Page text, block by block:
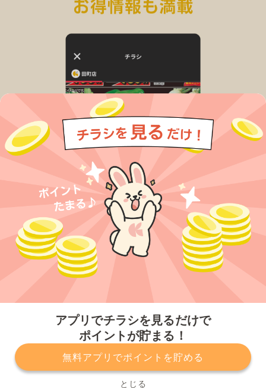
アプリでチラシを見るだけで
ポイントが貯まる！
無料アプリでポイントを貯める
とじる
プライバシーポリシー 利用規約
運営会社
サービスに関してのお問い合わせ